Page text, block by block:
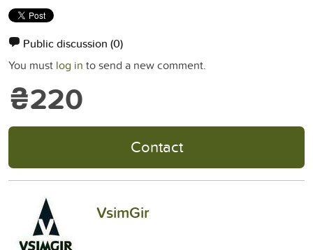
Public discussion (0)
You must log in to send a new comment.
₴220
Contact
VsimGir